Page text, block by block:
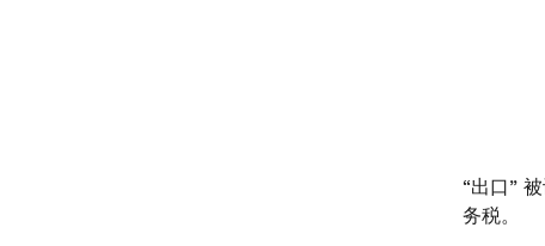
“出口”
务税。